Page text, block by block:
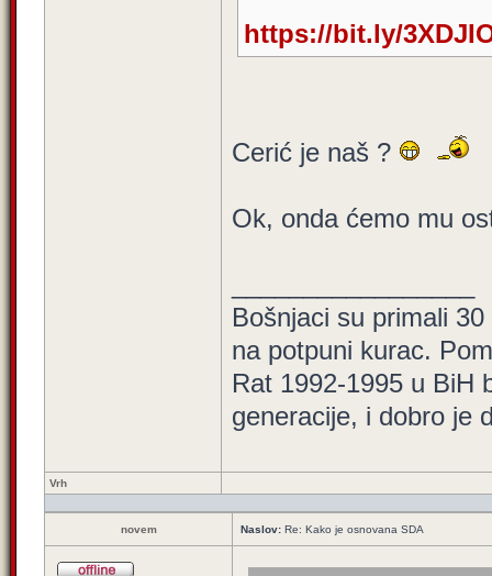
https://bit.ly/
Cerić je naš ?
Ok, onda ćemo mu
Bošnjaci su primali
na potpuni kurac.
Rat 1992-1995 u BiH
generacije, i dobro je
Vrh
novem Naslov: Re: Kako je osnovana SDA